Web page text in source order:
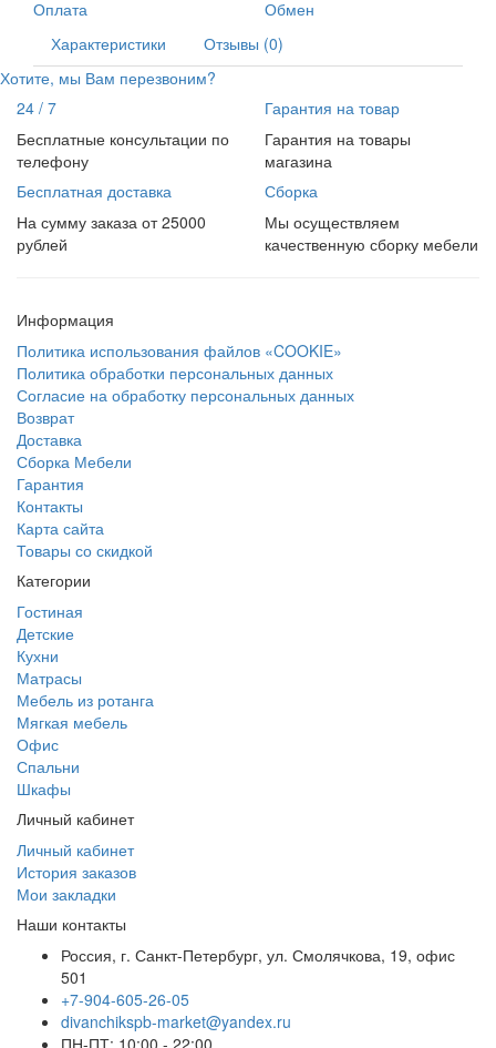
Оплата
Обмен
Характеристики
Отзывы (0)
Хотите, мы Вам перезвоним?
24 / 7
Бесплатные консультации по
телефону
Гарантия на товар
Гарантия на товары
магазина
Бесплатная доставка
На сумму заказа от 25000
рублей
Сборка
Мы осуществляем
качественную сборку мебели
Информация
Политика использования файлов «COOKIE»
Политика обработки персональных данных
Согласие на обработку персональных данных
Возврат
Доставка
Сборка Мебели
Гарантия
Контакты
Карта сайта
Товары со скидкой
Категории
Гостиная
Детские
Кухни
Матрасы
Мебель из ротанга
Мягкая мебель
Офис
Спальни
Шкафы
Личный кабинет
Личный кабинет
История заказов
Мои закладки
Наши контакты
Россия, г. Санкт-Петербург, ул. Смолячкова, 19, офис
501
+7-904-605-26-05
divanchikspb-market@yandex.ru
ПН-ПТ: 10:00 - 22:00